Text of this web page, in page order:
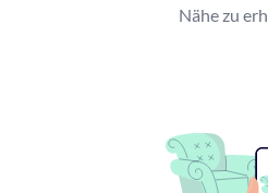
Nähe zu